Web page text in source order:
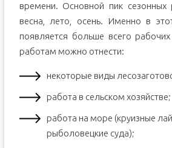
времени. Основной пик
весна, лето, осень. Именно в
появляется больше всего
работам можно отнести:
некоторые виды
работа в сельском хозяйстве;
работа на море (круизные
рыболовецкие суда);